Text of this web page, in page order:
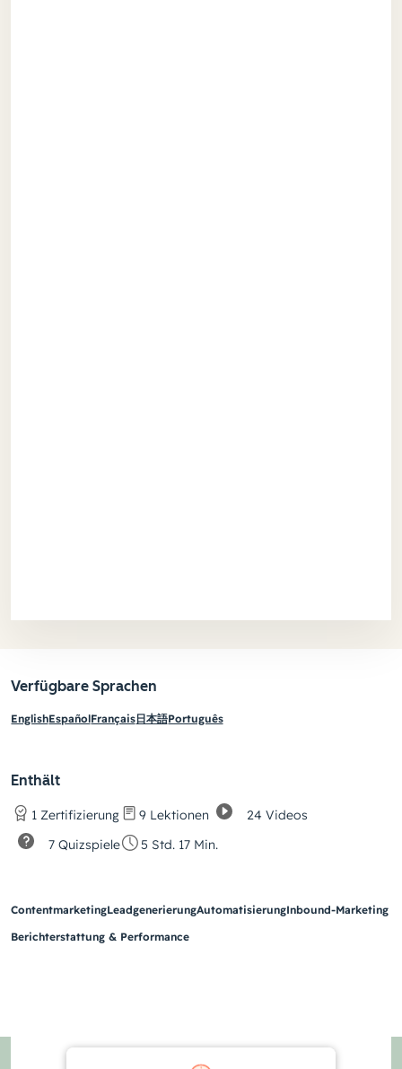
Verfügbare Sprachen
EnglishEspañolFrançais日本語Português
Enthält
1 Zertifizierung 9 Lektionen
24 Videos
7 Quizspiele
5 Std. 17 Min.
ContentmarketingLeadgenerierungAutomatisierungInbound-Marketing
Berichterstattung & Performance